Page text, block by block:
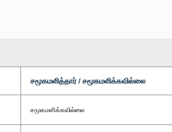
சமூகமளித்தார் / சமூகமளிக்கவில்லை
சமூகமளிக்கவில்லை